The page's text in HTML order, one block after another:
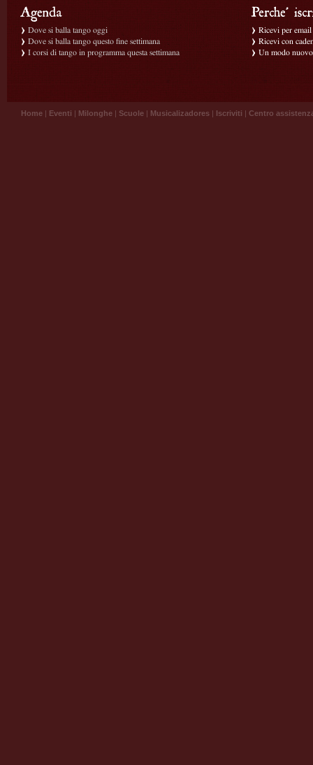
Dove si balla tango oggi
Dove si balla tango questo fine settimana
I corsi di tango in programma questa settimana
Ricevi per
Ricevi con
Un modo
Home | Eventi | Milonghe | Scuole | Musicalizadores | Iscriviti | Centro